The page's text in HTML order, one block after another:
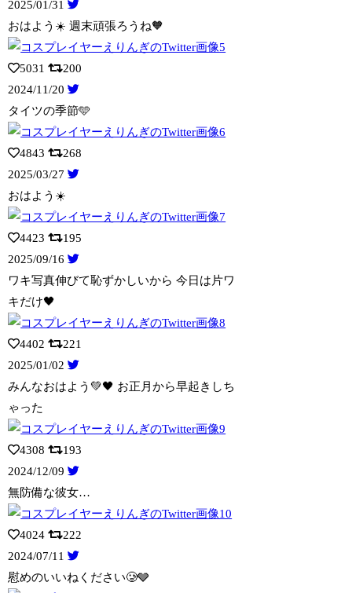
2025/01/31
おはよう☀️ 週末頑張ろうね🧡
5031
200
2024/11/20
タイツの季節🩵
4843
268
2025/03/27
おはよう☀️
4423
195
2025/09/16
ワキ写真伸びて恥ずかしいから 今日は片ワ
キだけ🖤
4402
221
2025/01/02
みんなおはよう💚🖤 お正月から早起きしち
ゃった
4308
193
2024/12/09
無防備な彼女…
4024
222
2024/07/11
慰めのいいねください🥲🩶